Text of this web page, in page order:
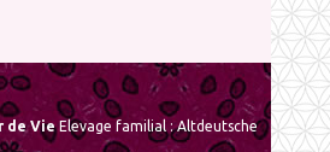
de VieElevage familial : Altdeutsche